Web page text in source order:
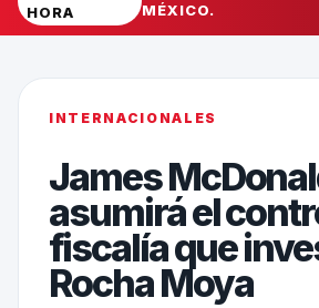
HORA
MÉXICO.
INTERNACIONALES
James
asumirá el
fiscalía que
Rocha Moya